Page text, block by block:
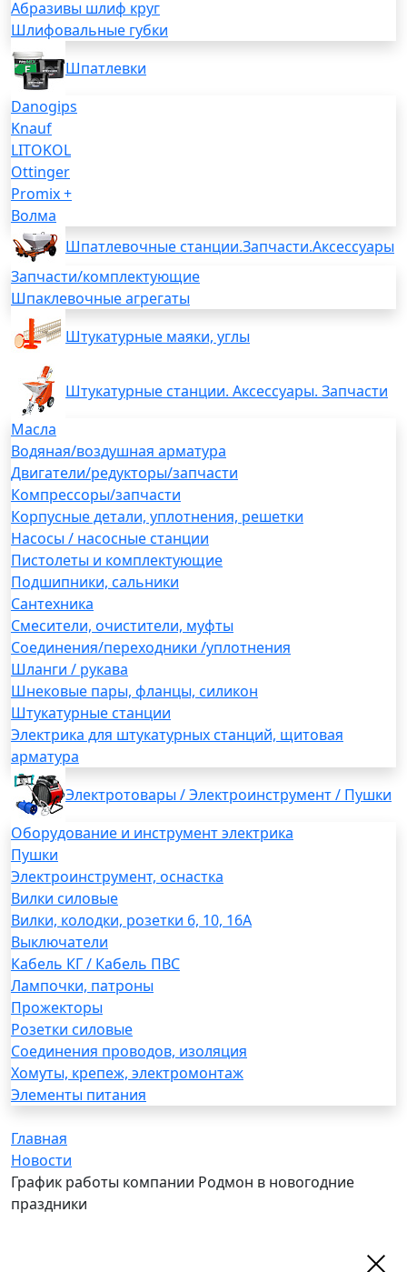
Абразивы шлиф круг
Шлифовальные губки
Шпатлевки
Danogips
Knauf
LITOKOL
Ottinger
Promix +
Волма
Шпатлевочные станции.Запчасти.Аксессуары
Запчасти/комплектующие
Шпаклевочные агрегаты
Штукатурные маяки, углы
Штукатурные станции. Аксессуары. Запчасти
Масла
Водяная/воздушная арматура
Двигатели/редукторы/запчасти
Компрессоры/запчасти
Корпусные детали, уплотнения, решетки
Насосы / насосные станции
Пистолеты и комплектующие
Подшипники, сальники
Сантехника
Смесители, очистители, муфты
Соединения/переходники /уплотнения
Шланги / рукава
Шнековые пары, фланцы, силикон
Штукатурные станции
Электрика для штукатурных станций, щитовая
арматура
Электротовары / Электроинструмент / Пушки
Оборудование и инструмент электрика
Пушки
Электроинструмент, оснастка
Вилки силовые
Вилки, колодки, розетки 6, 10, 16А
Выключатели
Кабель КГ / Кабель ПВС
Лампочки, патроны
Прожекторы
Розетки силовые
Соединения проводов, изоляция
Хомуты, крепеж, электромонтаж
Элементы питания
Главная
Новости
График работы компании Родмон в новогодние
праздники